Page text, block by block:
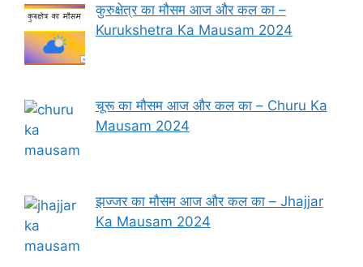
कुरुक्षेत्र का मौसम आज और कल का –
Kurukshetra Ka Mausam 2024
चूरू का मौसम आज और कल का – Churu Ka
Mausam 2024
झज्जर का मौसम आज और कल का – Jhajjar
Ka Mausam 2024